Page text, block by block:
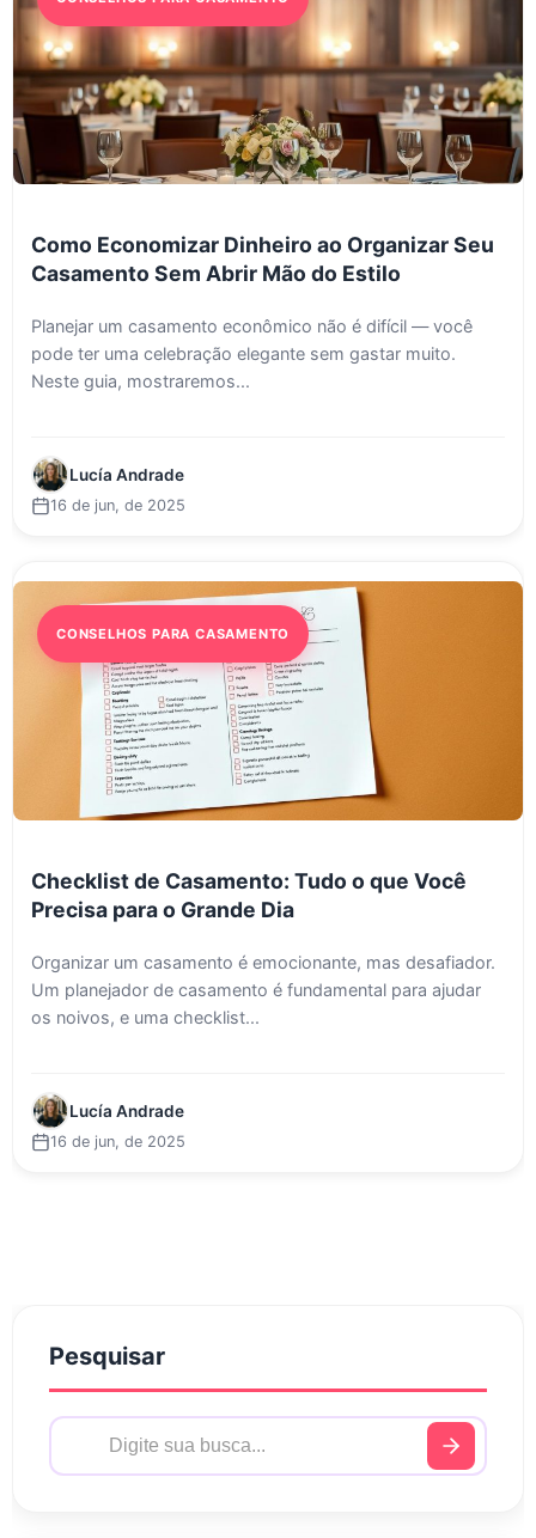
Como Economizar Dinheiro ao Organizar Seu
Casamento Sem Abrir Mão do Estilo
Planejar um casamento econômico não é difícil — você
pode ter uma celebração elegante sem gastar muito.
Neste guia, mostraremos...
Lucía Andrade
16 de jun, de 2025
CONSELHOS PARA CASAMENTO
Checklist de Casamento: Tudo o que Você
Precisa para o Grande Dia
Organizar um casamento é emocionante, mas desafiador.
Um planejador de casamento é fundamental para ajudar
os noivos, e uma checklist...
Lucía Andrade
16 de jun, de 2025
Pesquisar